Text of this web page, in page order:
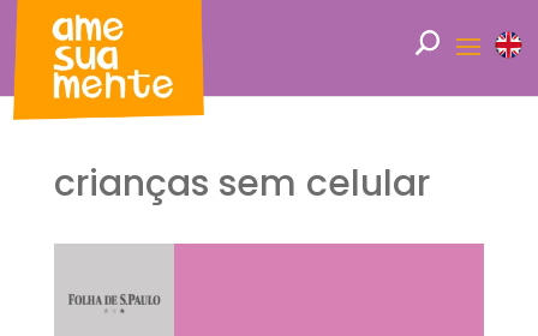
crianças sem celular